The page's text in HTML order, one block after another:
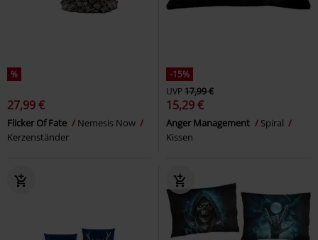
%
27,99 €
Flicker Of Fate
Nemesis Now
Kerzenständer
-15%
UVP17,99 €
15,29 €
Anger Management
Spiral
Kissen